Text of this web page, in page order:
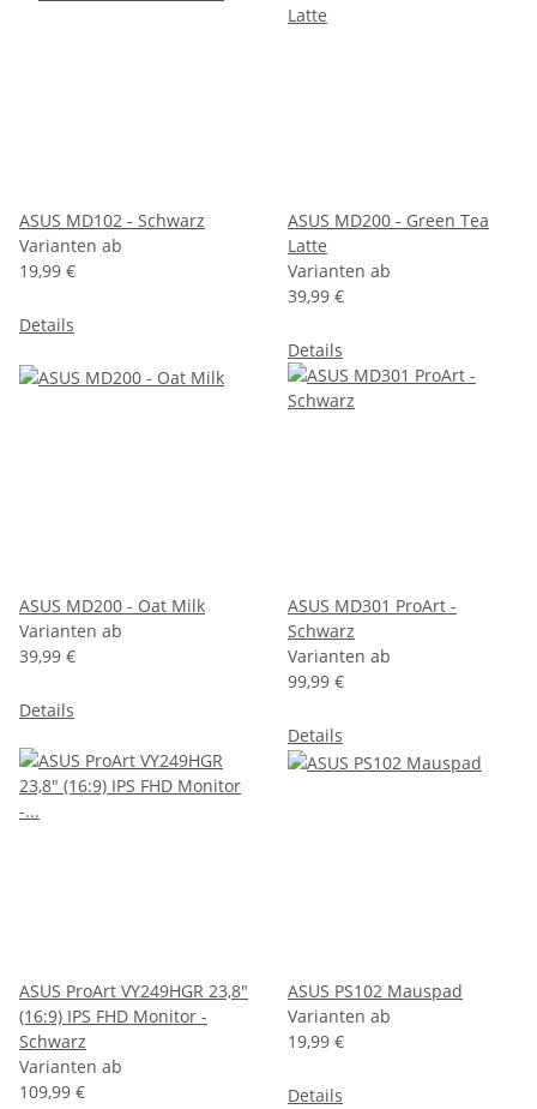
ASUS MD102 - Schwarz
Varianten ab
19,99 €
Details
ASUS MD200 - Green Tea
Latte
Varianten ab
39,99 €
Details
ASUS MD200 - Oat Milk
Varianten ab
39,99 €
Details
ASUS MD301 ProArt -
Schwarz
Varianten ab
99,99 €
Details
ASUS ProArt VY249HGR 23,8"
(16:9) IPS FHD Monitor -
Schwarz
Varianten ab
109,99 €
ASUS PS102 Mauspad
Varianten ab
19,99 €
Details